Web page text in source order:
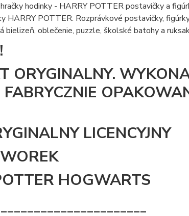
hodinky - HARRY POTTER postavičky a
HARRY POTTER. Rozprávkové postavičky,
bielizeň, oblečenie, puzzle, školské batohy a
ORYGINALNY.
FABRYCZNIE
LICENCYJNY
HOGWARTS